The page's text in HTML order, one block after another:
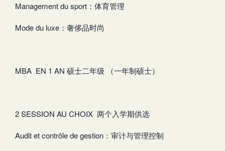
Management du sport：体育管理
Mode du luxe：奢侈品时尚
MBA EN 1 AN 硕士二年级 （一年制硕士）
2 SESSION AU CHOIX 两个入学期供选
Audit et contrôle de gestion：审计与管理控制